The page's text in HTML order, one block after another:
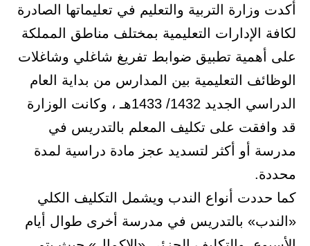
أكدت وزارة التربية والتعليم في تعليماتها الصادرة
لكافة الإدارات التعليمية بمختلف مناطق المملكة
على أهمية تطبيق ضوابط تفريغ شاغلي وشاغلات
الوظائف التعليمية بين المدارس من بداية العام
الدراسي الجديد 1432/ 1433هـ ، وكانت الوزارة
قد وافقت على تكليف المعلم بالتدريس في
مدرسة أو أكثر لتسديد عجز مادة دراسية لمدة
محددة.
كما حددت أنواع الندب ويشمل التكليف الكلي
«الندب» بالتدريس في مدرسة أخرى طوال أيام